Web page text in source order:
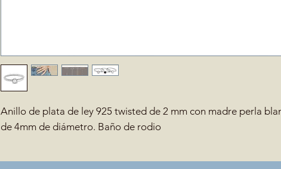
Anillo de plata de ley 925 twisted de 2 mm con madre perla
de 4mm de diámetro. Baño de rodio